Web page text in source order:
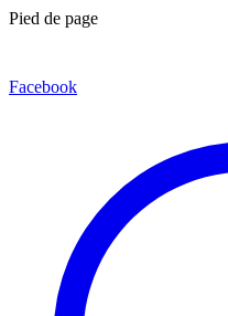
Pied de page
Facebook